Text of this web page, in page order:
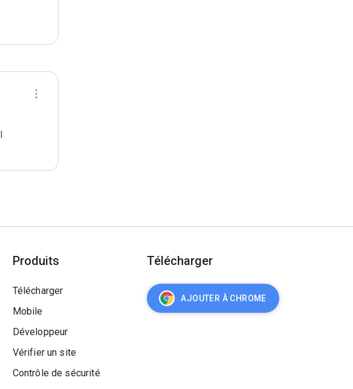
Produits
Télécharger
Mobile
Développeur
Vérifier un site
Contrôle de sécurité
Télécharger
AJOUTER À CHROME